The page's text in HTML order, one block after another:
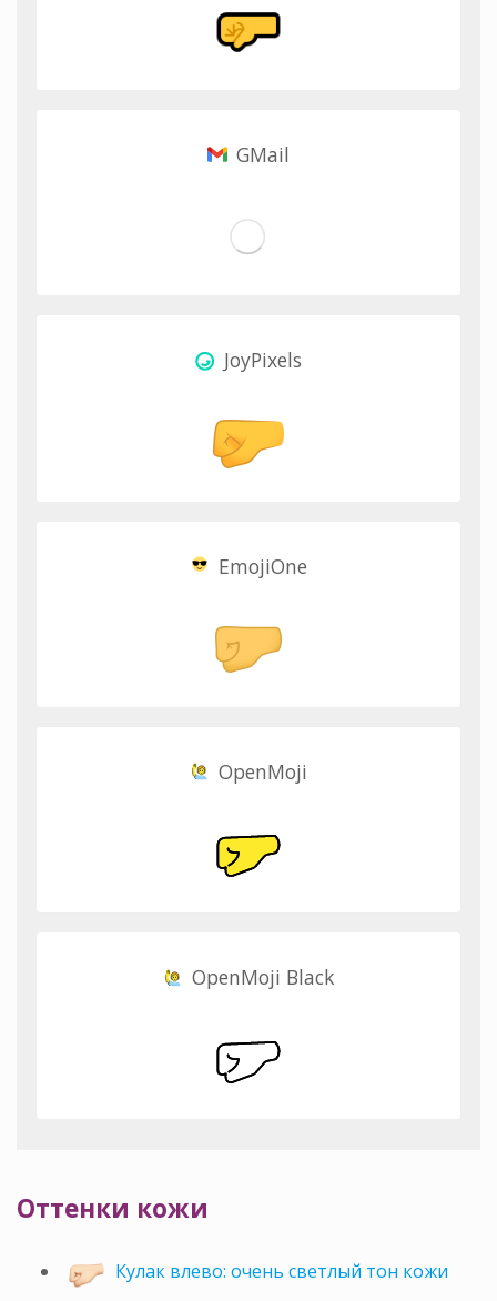
GMail
JoyPixels
EmojiOne
OpenMoji
OpenMoji Black
Оттенки кожи
Кулак влево: очень светлый тон кожи